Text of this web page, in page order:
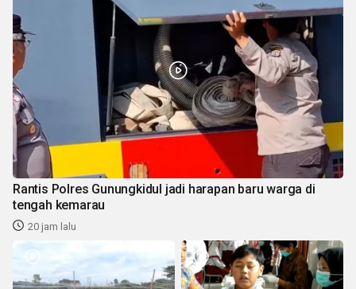
Rantis Polres Gunungkidul jadi harapan baru warga di
tengah kemarau
20 jam lalu